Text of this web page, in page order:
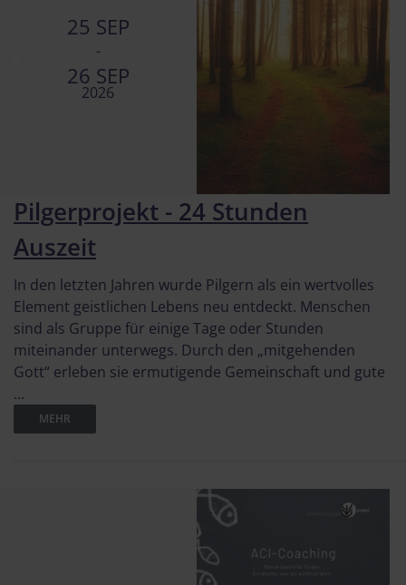
25 SEP
-
26 SEP
2026
Pilgerprojekt - 24 Stunden
Auszeit
In den letzten Jahren wurde Pilgern als ein wertvolles
Element geistlichen Lebens neu entdeckt. Menschen
sind als Gruppe für einige Tage oder Stunden
miteinander unterwegs. Durch den „mitgehenden
Gott“ erleben sie ermutigende Gemeinschaft und gute
...
MEHR